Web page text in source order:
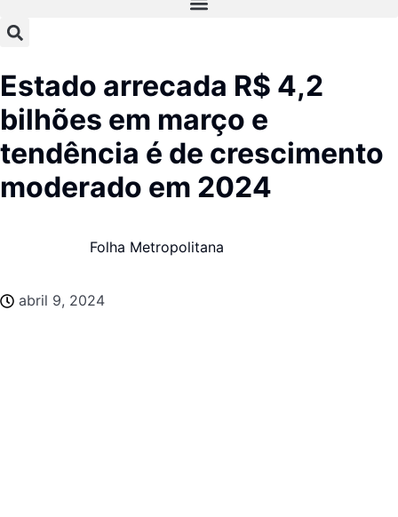
Estado arrecada R$ 4,2
bilhões em março e
tendência é de crescimento
moderado em 2024
Folha Metropolitana
abril 9, 2024